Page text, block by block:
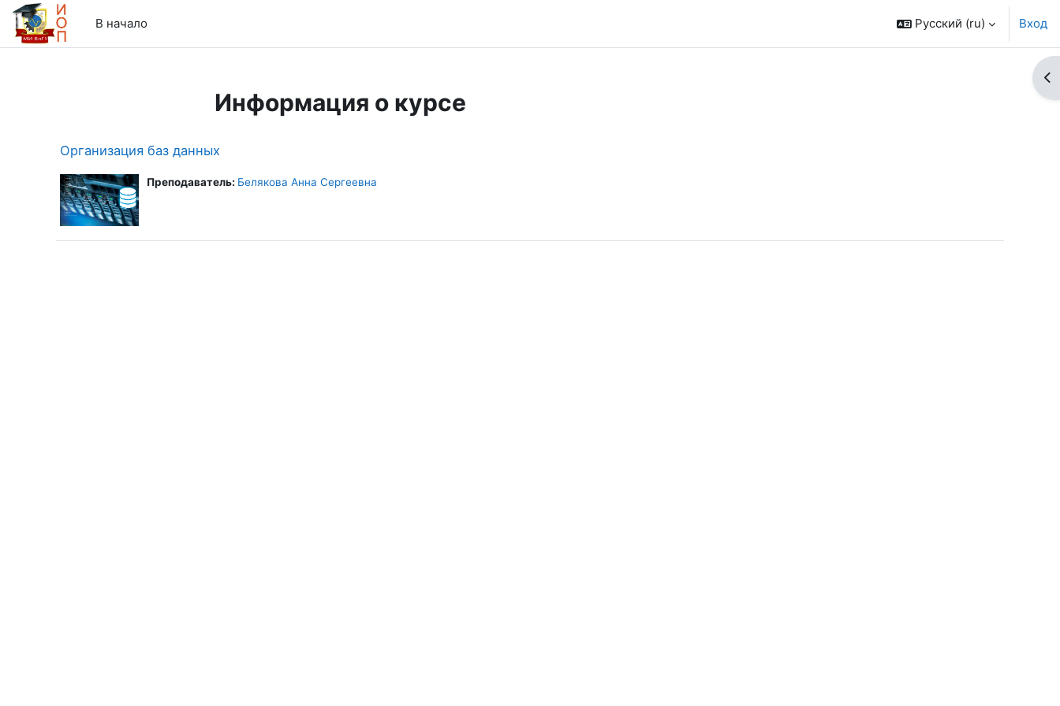
Перейти к основному содержанию
В начало
Русский ‎(ru)‎ Вход
Информация о курсе
Организация баз данных
Преподаватель: Белякова Анна Сергеевна